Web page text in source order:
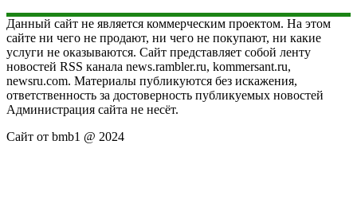
Данный сайт не является коммерческим проектом. На этом
сайте ни чего не продают, ни чего не покупают, ни какие
услуги не оказываются. Сайт представляет собой ленту
новостей RSS канала news.rambler.ru, kommersant.ru,
newsru.com. Материалы публикуются без искажения,
ответственность за достоверность публикуемых новостей
Администрация сайта не несёт.
Сайт от bmb1 @ 2024